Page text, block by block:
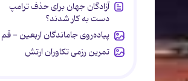
آزادگان جهان برای حذف ترامپ
دست به کار شدند؟
پیاده‌روی جاماندگان اربعین - قم
تمرین رزمی تکاوران ارتش